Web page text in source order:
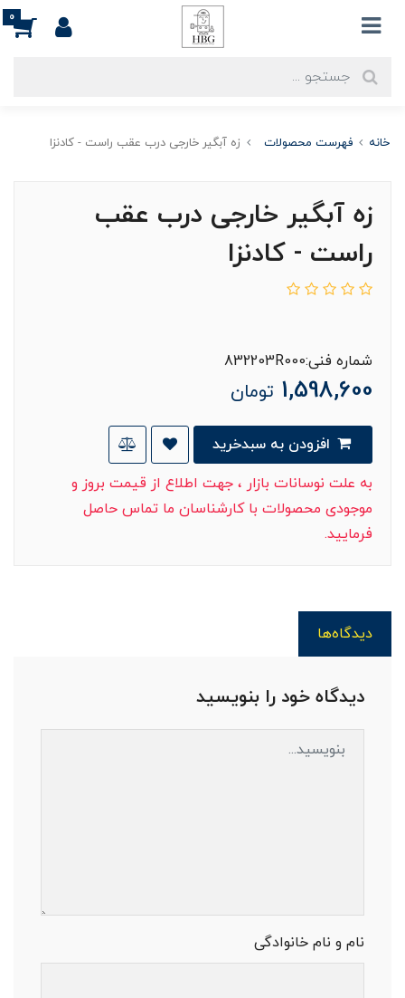
0
خانه فهرست محصولات زه آبگیر خارجی درب عقب راست - کادنزا
زه آبگیر خارجی درب عقب
راست - کادنزا
شماره فنی:832203R000
1,598,600 تومان
به علت نوسانات بازار ، جهت اطلاع از قیمت بروز و
موجودی محصولات با کارشناسان ما تماس حاصل
فرمایید.
دیدگاه‌ها
دیدگاه خود را بنویسید
نام و نام خانوادگی